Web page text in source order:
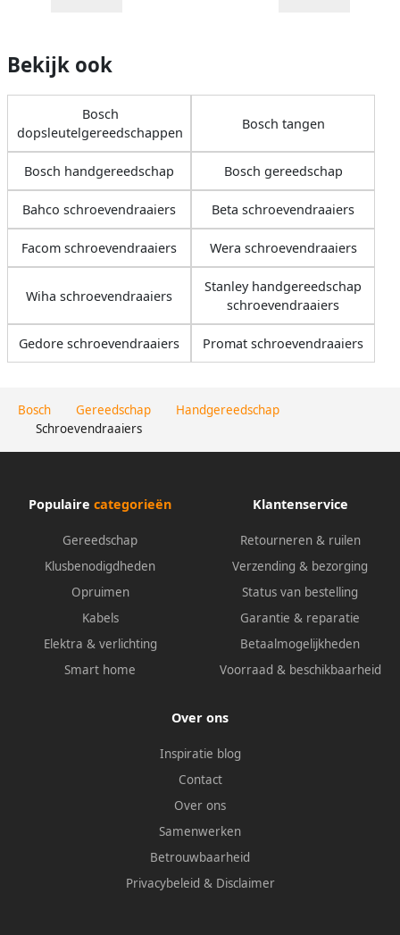
Bosch Gereedschap
Handgereedschap
Schroevendraaiers
Bekijk ook
Bosch
dopsleutelgereedschappen
Bosch tangen
Bosch handgereedschap Bosch gereedschap
Bahco schroevendraaiers Beta schroevendraaiers
Facom schroevendraaiers Wera schroevendraaiers
Wiha schroevendraaiers
Stanley handgereedschap
schroevendraaiers
Gedore schroevendraaiers Promat schroevendraaiers
Populaire categorieën
Gereedschap
Klusbenodigdheden
Opruimen
Kabels
Elektra & verlichting
Smart home
Klantenservice
Retourneren & ruilen
Verzending & bezorging
Status van bestelling
Garantie & reparatie
Betaalmogelijkheden
Voorraad & beschikbaarheid
Over ons
Inspiratie blog
Contact
Over ons
Samenwerken
Betrouwbaarheid
Privacybeleid & Disclaimer